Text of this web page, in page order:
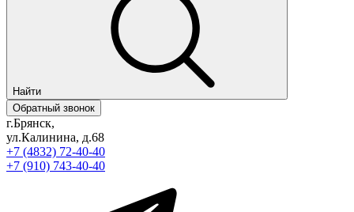
Найти
Обратный звонок
г.Брянск,
ул.Калинина, д.68
+7 (4832) 72-40-40
+7 (910) 743-40-40